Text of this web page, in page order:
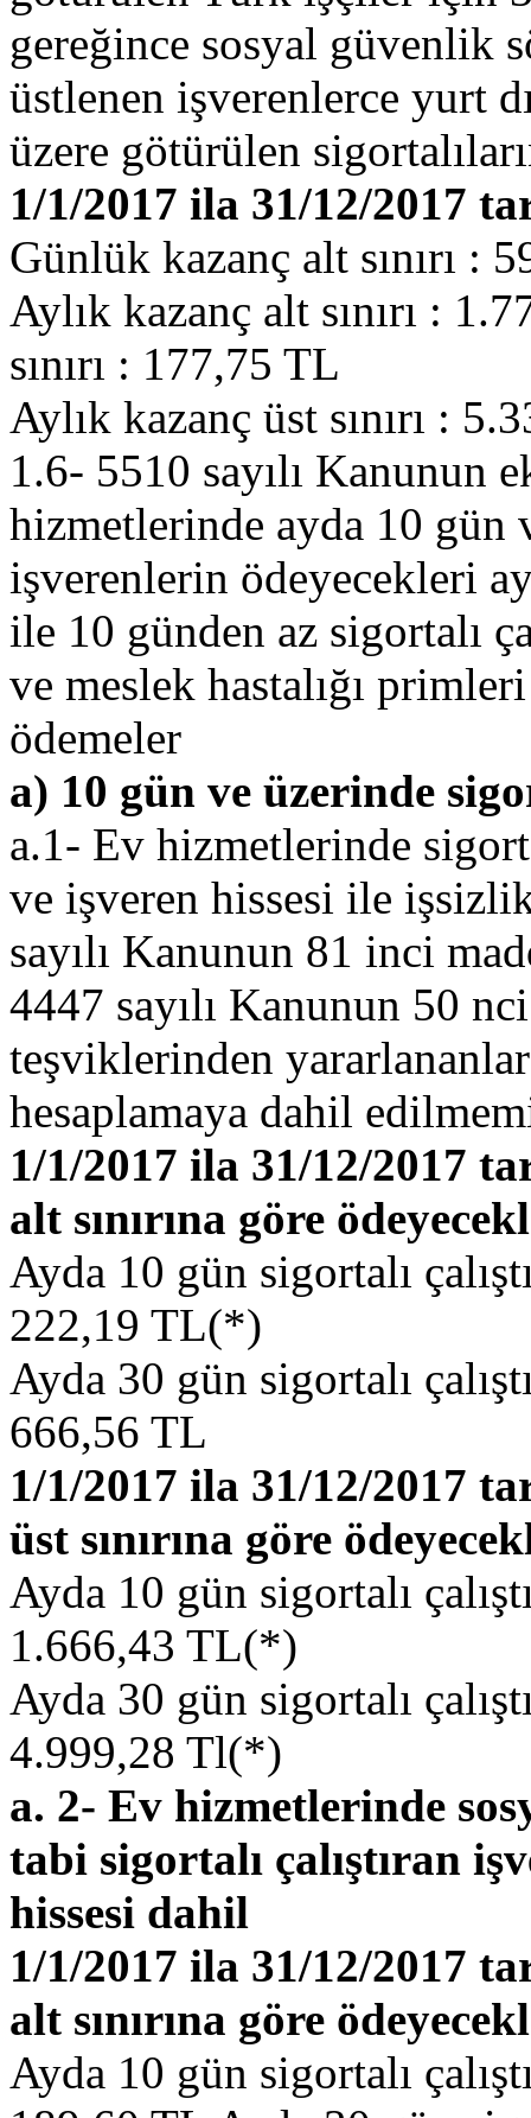
gereğince sosyal güvenlik
üstlenen işverenlerce yurt
üzere götürülen
1/1/2017 ila 31/12/2017
Günlük kazanç alt sınırı :
Aylık kazanç alt sınırı :
sınırı : 177,75 TL
Aylık kazanç üst sınırı :
1.6- 5510 sayılı Kanunun
hizmetlerinde ayda 10 gün
işverenlerin ödeyecekleri
ile 10 günden az sigortalı
ve meslek hastalığı
ödemeler
a) 10 gün ve üzerinde
a.1- Ev hizmetlerinde
ve işveren hissesi ile
sayılı Kanunun 81 inci
4447 sayılı Kanunun 50
teşviklerinden
hesaplamaya dahil
1/1/2017 ila 31/12/2017
alt sınırına göre
Ayda 10 gün sigortalı
222,19 TL(*)
Ayda 30 gün sigortalı
666,56 TL
1/1/2017 ila 31/12/2017
üst sınırına göre
Ayda 10 gün sigortalı
1.666,43 TL(*)
Ayda 30 gün sigortalı
4.999,28 Tl(*)
a. 2- Ev hizmetlerinde
tabi sigortalı çalıştıran
hissesi dahil
1/1/2017 ila 31/12/2017
alt sınırına göre
Ayda 10 gün sigortalı